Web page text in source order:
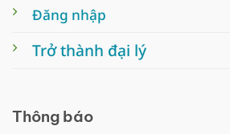
Đăng nhập
Trở thành đại lý
Thông báo